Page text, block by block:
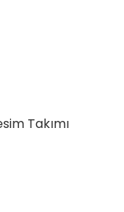
Takımı